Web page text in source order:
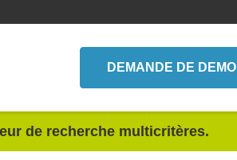
DEMANDE DE DEMO
de recherche multicritères.